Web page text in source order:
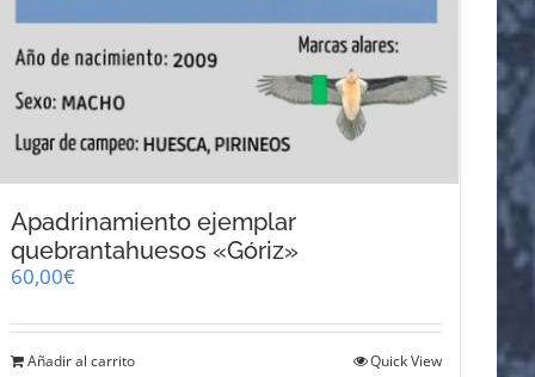
Apadrinamiento ejemplar
quebrantahuesos «Góriz»
60,00€
Añadir al carrito Quick View